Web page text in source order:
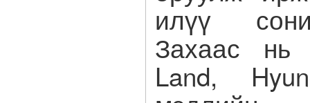
илүү
Захаас нь
Land,